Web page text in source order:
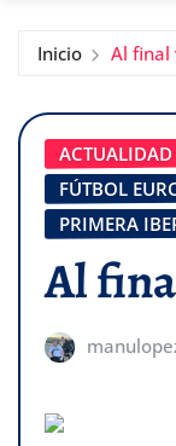
Inicio Al final
ACTUALIDAD
FÚTBOL
PRIMERA
Al